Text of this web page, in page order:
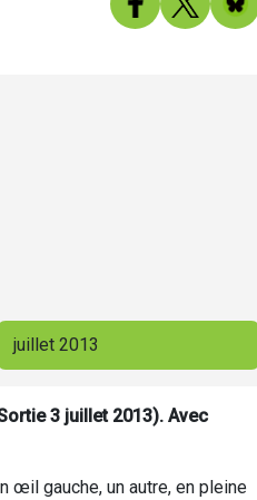
juillet 2013
3 juillet 2013). Avec
œil gauche, un autre, en pleine